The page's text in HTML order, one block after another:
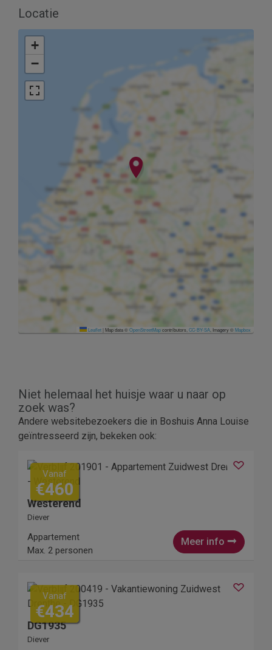
Locatie
+
−
Leaflet| Map data ©OpenStreetMapcontributors, CC-BY-SA , Imagery ©Mapbox
Niet helemaal het huisje waar u naar op
zoek was?
Andere websitebezoekers die in Boshuis Anna Louise
geïntresseerd zijn, bekeken ook:
Vanaf
€460
Westerend
Diever
Meer info
Appartement
Max. 2 personen
Vanaf
€434
DG1935
Diever